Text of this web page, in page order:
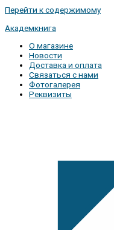
Перейти к содержимому
Академкнига
О магазине
Новости
Доставка и оплата
Связаться с нами
Фотогалерея
Реквизиты